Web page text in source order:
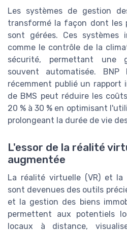
Les systèmes de gestion
transformé la façon dont les
sont gérées. Ces systèmes
comme le contrôle de la
sécurité, permettant une
souvent automatisée. BNP
récemment publié un rapport
de BMS peut réduire les
20 % à 30 % en optimisant
prolongeant la durée de vie
L'essor de la réalité
augmentée
La réalité virtuelle (VR) et la
sont devenues des outils
et la gestion des biens
permettent aux potentiels
locaux à distance,